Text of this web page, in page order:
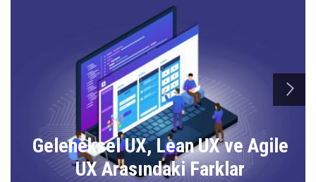
Geleneksel UX, Lean UX ve Agile
UX Arasındaki Farklar